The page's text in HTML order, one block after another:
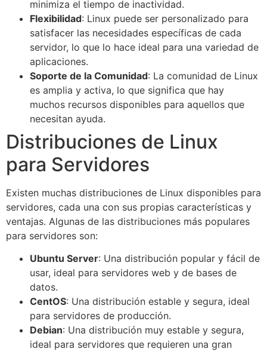
minimiza el tiempo de inactividad.
Flexibilidad: Linux puede ser personalizado para
satisfacer las necesidades específicas de cada
servidor, lo que lo hace ideal para una variedad de
aplicaciones.
Soporte de la Comunidad: La comunidad de Linux
es amplia y activa, lo que significa que hay
muchos recursos disponibles para aquellos que
necesitan ayuda.
Distribuciones de Linux
para Servidores
Existen muchas distribuciones de Linux disponibles para
servidores, cada una con sus propias características y
ventajas. Algunas de las distribuciones más populares
para servidores son:
Ubuntu Server: Una distribución popular y fácil de
usar, ideal para servidores web y de bases de
datos.
CentOS: Una distribución estable y segura, ideal
para servidores de producción.
Debian: Una distribución muy estable y segura,
ideal para servidores que requieren una gran